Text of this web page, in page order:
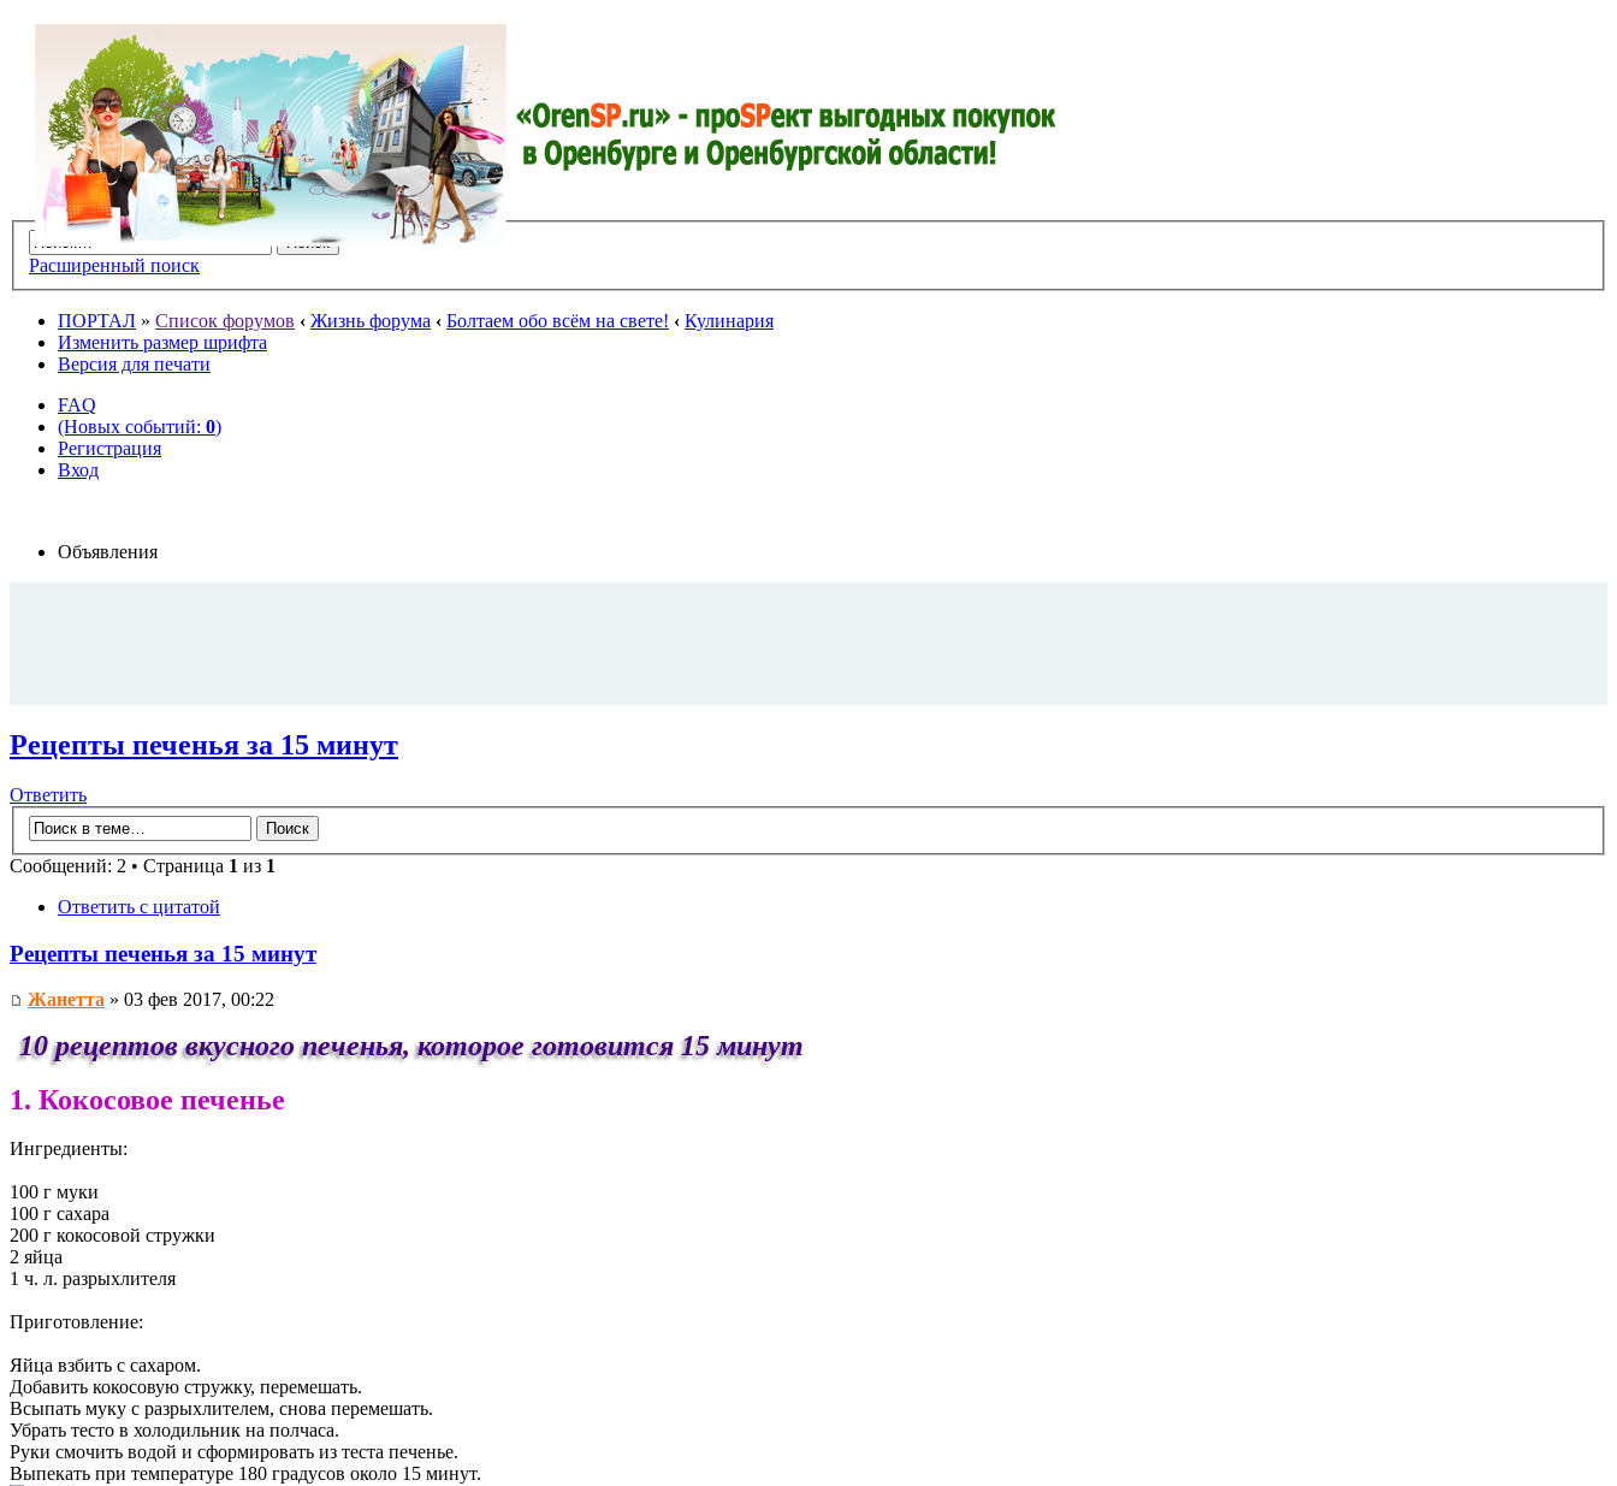
Расширенный поиск
ПОРТАЛ » Список форумов ‹ Жизнь форума ‹ Болтаем обо всём на свете! ‹ Кулинария
Изменить размер шрифта
Версия для печати
FAQ
(Новых событий: 0)
Регистрация
Вход
Объявления
Рецепты печенья за 15 минут
Ответить
Сообщений: 2 • Страница 1 из 1
Ответить с цитатой
Рецепты печенья за 15 минут
Жанетта » 03 фев 2017, 00:22
10 рецептов вкусного печенья, которое готовится 15 минут
1. Кокосовое печенье
Ингредиенты:
100 г муки
100 г сахара
200 г кокосовой стружки
2 яйца
1 ч. л. разрыхлителя
Приготовление:
Яйца взбить с сахаром.
Добавить кокосовую стружку, перемешать.
Всыпать муку с разрыхлителем, снова перемешать.
Убрать тесто в холодильник на полчаса.
Руки смочить водой и сформировать из теста печенье.
Выпекать при температуре 180 градусов около 15 минут.